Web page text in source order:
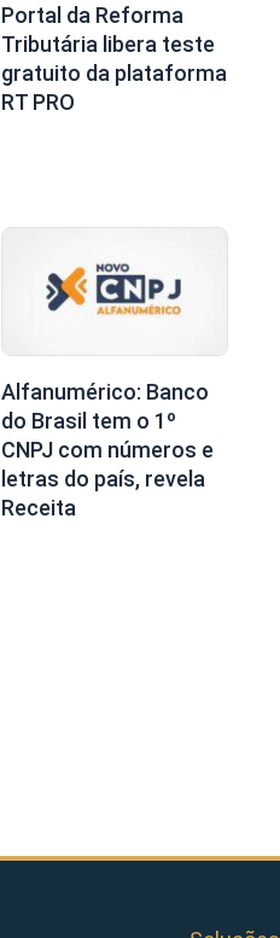
Portal da Reforma
Tributária libera teste
gratuito da plataforma
RT PRO
Alfanumérico: Banco
do Brasil tem o 1º
CNPJ com números e
letras do país, revela
Receita